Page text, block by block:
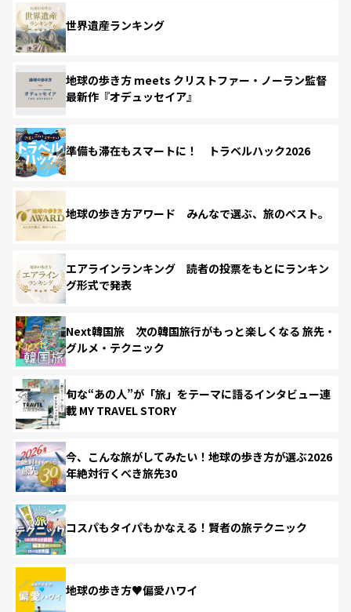
世界遺産ランキング
地球の歩き方 meets クリストファー・ノーラン監督
最新作『オデュッセイア』
準備も滞在もスマートに！ トラベルハック2026
地球の歩き方アワード みんなで選ぶ、旅のベスト。
エアラインランキング 読者の投票をもとにランキン
グ形式で発表
Next韓国旅 次の韓国旅行がもっと楽しくなる 旅先・
グルメ・テクニック
旬な“あの人”が「旅」をテーマに語るインタビュー連
載 MY TRAVEL STORY
今、こんな旅がしてみたい！地球の歩き方が選ぶ2026
年絶対行くべき旅先30
コスパもタイパもかなえる！賢者の旅テクニック
地球の歩き方♥偏愛ハワイ